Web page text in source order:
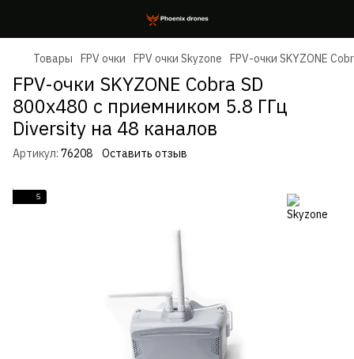
Товары FPV очки FPV очки Skyzone FPV-очки SKYZONE
FPV-очки SKYZONE Cobra SD
800x480 с приемником 5.8 ГГц
Diversity на 48 каналов
Артикул: 76208 Оставить отзыв
5